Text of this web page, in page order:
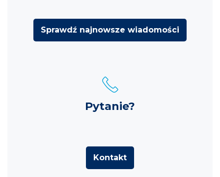
Sprawdź najnowsze wiadomości
Pytanie?
Kontakt